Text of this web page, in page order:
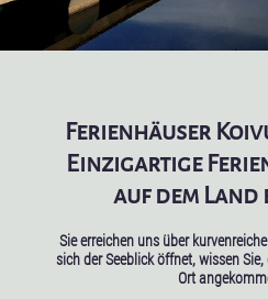
Ferienhäuser
Einzigartige
auf dem Land
Sie erreichen uns über
sich der Seeblick öffnet, wissen
Ort